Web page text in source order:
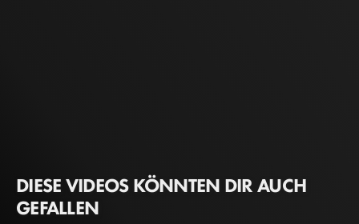
DIESE VIDEOS KÖNNTEN DIR AUCH
GEFALLEN